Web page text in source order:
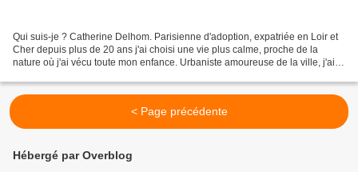
Qui suis-je ? Catherine Delhom. Parisienne d'adoption, expatriée en Loir et
Cher depuis plus de 20 ans j'ai choisi une vie plus calme, proche de la
nature où j'ai vécu toute mon enfance. Urbaniste amoureuse de la ville, j'ai
< Page précédente
Hébergé par Overblog